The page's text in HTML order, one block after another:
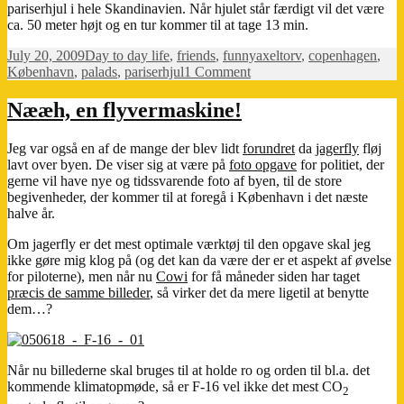
pariserhjul i hele Skandinavien. Når hjulet står færdigt vil det være
ca. 50 meter højt og en tur kommer til at tage 13 min.
Posted
on
July 20, 2009Categories
Day to day life, friends, funnyTags
axeltorv, copenhagen,
København, palads, pariserhjul1 Commenton
ved
Nææh, en flyvermaskine!
Jeg var også en af de mange der blev lidt forundret da jagerfly fløj
lavt over byen. De viser sig at være på foto opgave for politiet, der
gerne vil have nye og tidssvarende foto af byen, til de store
begivenheder, der kommer til at foregå i København i det næste
halve år.
Om jagerfly er det mest optimale værktøj til den opgave skal jeg
ikke gøre mig klog på (og det kan da være der er et aspekt af øvelse
for piloterne), men når nu Cowi for få måneder siden har taget
præcis de samme billeder, så virker det da mere ligetil at benytte
dem…?
Når nu billederne skal bruges til at holde ro og orden til bl.a. det
kommende klimatopmøde, så er F-16 vel ikke det mest CO2